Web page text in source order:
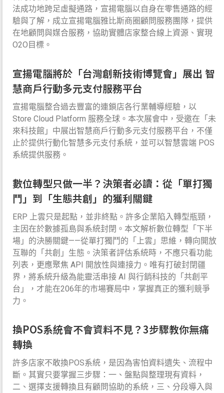
法成功地跨足虛擬通路，宣揚電腦以自身在零售通路的經
驗與了解，成立宣揚電腦雅比斯商圈顧問服務團隊，提供
在地顧問與媒合服務，協助實體店家整合線上資源、實現
O2O目標。
宣揚電腦將於「台灣創新技術博覽會」展出 智
慧商戶行動多元支付服務平台
宣揚電腦整合過去豐富的連鎖店各行業輔導經驗，以
Store Cloud Platform 服務全球。本次展會中，受邀在「未
來科技館」中展出智慧商戶行動多元支付服務平台，不僅
止於提供行動化智慧多元支付系統，並可以智慧雲端 POS
系統提供服務。
數位轉型只做一半？決策者必讀：從「單打獨
鬥」到「生態共創」的獲利關鍵
ERP 上雲只是起點，並非終點。許多企業陷入轉型瓶頸，
主因在於數據孤島與系統封閉。本文解析數位轉型「下半
場」的決勝關鍵——從單打獨鬥的「上雲」思維，轉向開放
互聯的「共創」生態。決策者評估系統時，不應只看功能
列表，更應聚焦 API 開放性與連接力。唯有打破封閉疆
界，將系統升級為能靈活串接 AI 與行銷科技的「共創平
台」，才能在206年的市場賽局中，掌握真正的獲利競爭
力。
換POS系統會不會資料不見？3步驟教你無痛
轉換
許多店家不敢換POS系統，是因為害怕資料遺失、流程中
斷。其實只要掌握三步驟：一、盤點與整理現有資料，
二、選擇支援轉換且有顧問協助的系統，三、分段導入與